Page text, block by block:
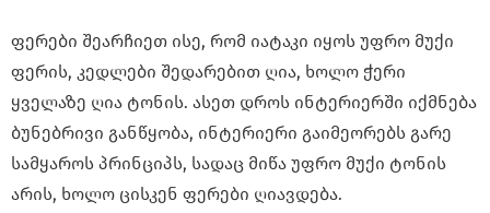
ფერები შეარჩიეთ ისე, რომ იატაკი იყოს უფრო მუქი
ფერის, კედლები შედარებით ღია, ხოლო ჭერი
ყველაზე ღია ტონის. ასეთ დროს ინტერიერში იქმნება
ბუნებრივი განწყობა, ინტერიერი გაიმეორებს გარე
სამყაროს პრინციპს, სადაც მიწა უფრო მუქი ტონის
არის, ხოლო ცისკენ ფერები ღიავდება.